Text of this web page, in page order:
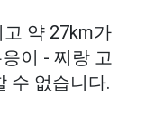
약 27km가
이 - 찌랑 고
수 없습니다.